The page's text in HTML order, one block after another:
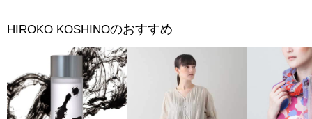
HIROKO KOSHINOのおすすめ